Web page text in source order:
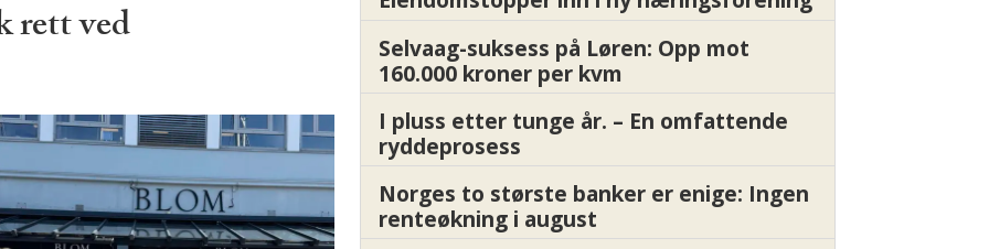
rett ved
Selvaag-suksess på Løren: Opp mot
160.000 kroner per kvm
I pluss etter tunge år. – En omfattende
ryddeprosess
Norges to største banker er enige: Ingen
renteøkning i august